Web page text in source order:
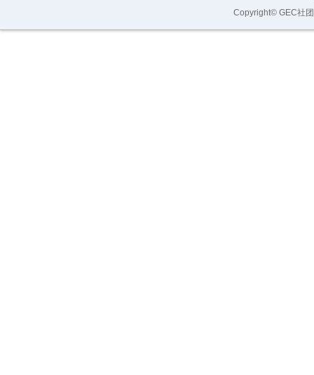
Copyright© GEC社